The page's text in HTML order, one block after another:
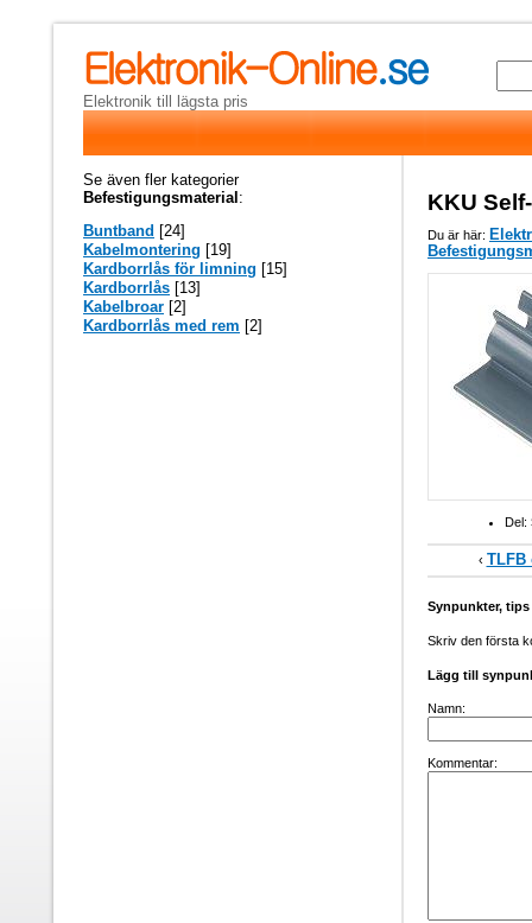
Elektronik till lägsta pris
KKU
Du är här:
Del:
‹ TLFB
Synpunkter,
Skriv den första
Lägg till
Namn:
Kommentar:
Se även fler kategorier
Befestigungsmaterial :
Buntband [24]
Kabelmontering [19]
Kardborrlås för limning [15]
Kardborrlås [13]
Kabelbroar [2]
Kardborrlås med rem [2]